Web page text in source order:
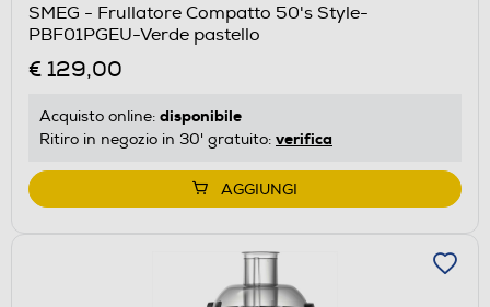
SMEG - Frullatore Compatto 50's Style-
PBF01PGEU-Verde pastello
€ 129,00
Acquisto online: disponibile
Ritiro in negozio in 30' gratuito: verifica
AGGIUNGI